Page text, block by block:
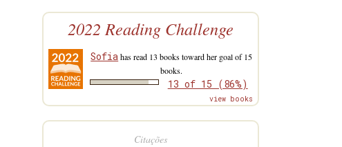
2022 Reading Challenge
Sofiahas read 13 books toward her goal of 15
books.
13 of 15 (86%)
view books
Citações